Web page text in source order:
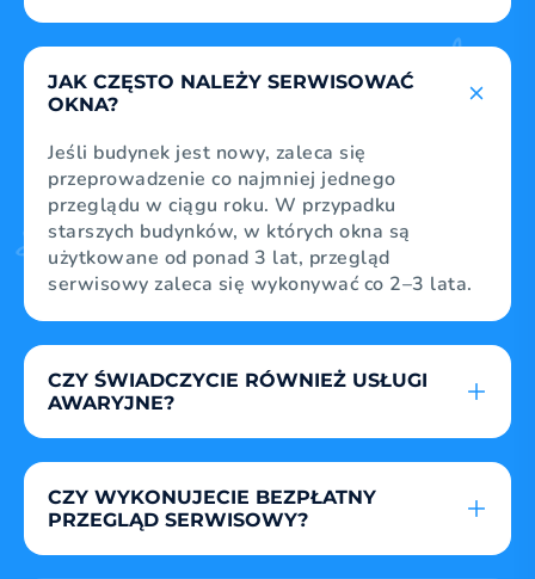
W zależności od tego, jak stara jest uszczelka
Pozwoli to na stwierdzenie, czy uszczelka jest
pęknięta lub w inny sposób uszkodzona.
JAK CZĘSTO NALEŻY SERWISOWAĆ
OKNA?
Jeśli budynek jest nowy, zaleca się
przeprowadzenie co najmniej jednego
przeglądu w ciągu roku. W przypadku
starszych budynków, w których okna są
użytkowane od ponad 3 lat, przegląd
serwisowy zaleca się wykonywać co 2–3 lata.
CZY ŚWIADCZYCIE RÓWNIEŻ USŁUGI
AWARYJNE?
PRZYKŁAD: Nie można otworzyć drzwi
balkonowych, zepsute zawiasy lub pęknięta
szyba.
CZY WYKONUJECIE BEZPŁATNY
PRZEGLĄD SERWISOWY?